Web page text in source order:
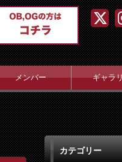
メンバー ギャラ
カテゴリー